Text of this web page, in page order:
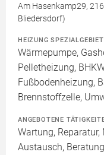
Am Hasenkamp29,
Bliedersdorf)
HEIZUNG
Wärmepumpe,
Pelletheizung,
Fußbodenheizung,
Brennstoffzelle,
ANGEBOTENE
Wartung,
Austausch,